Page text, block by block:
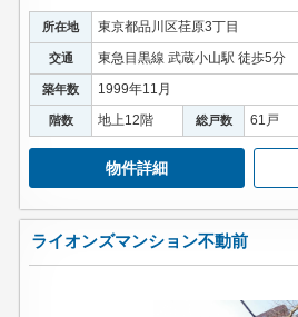
所在地 東京都品川区荏原3丁目
交通 東急目黒線 武蔵小山駅 徒歩5分
築年数 1999年11月
階数 地上12階 総戸数 61戸
物件詳細
ライオンズマンション不動前